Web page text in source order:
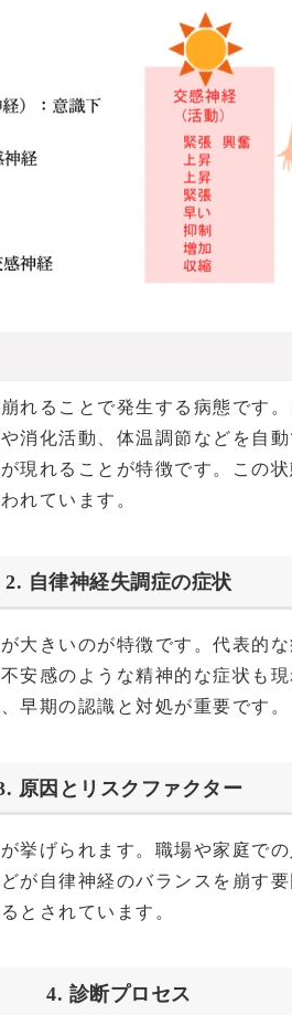
れることで発生する病態です
消化活動、体温調節などを自
現れることが特徴です。この状
れています。
2. 自律神経失調症の症状
大きいのが特徴です。代表的
安感のような精神的な症状も
早期の認識と対処が重要です。
原因とリスクファクター
挙げられます。職場や家庭で
が自律神経のバランスを崩す
とされています。
4. 診断プロセス